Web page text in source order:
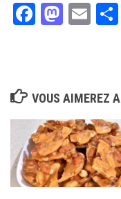
Facebook
VOUS AIMEREZ